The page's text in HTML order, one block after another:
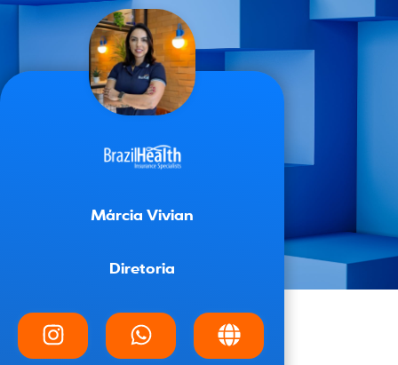
Márcia Vivian
Diretoria